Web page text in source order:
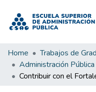
Home Trabajos de
Administración